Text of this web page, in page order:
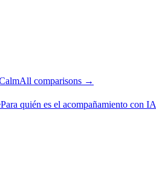
All comparisons →
Para quién es el acompañamiento con IA